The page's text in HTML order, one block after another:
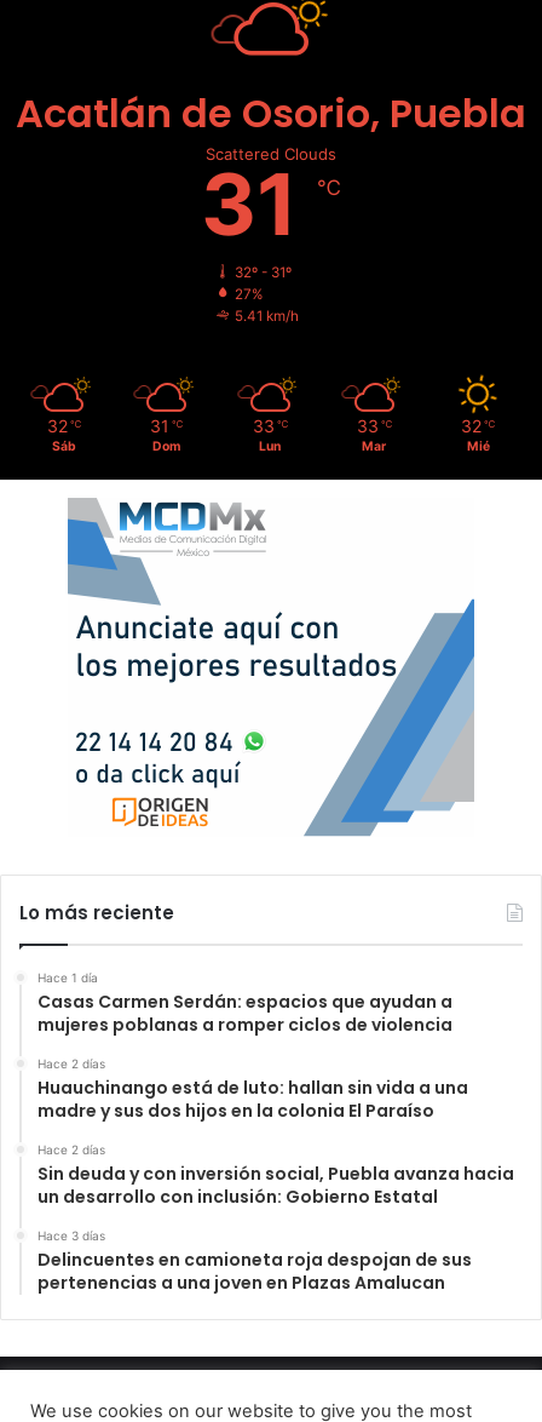
Acatlán de Osorio, Puebla
Scattered Clouds
31 ℃
32º - 31º
27%
5.41 km/h
32 ℃
Sáb
31 ℃
Dom
33 ℃
Lun
33 ℃
Mar
32 ℃
Mié
Lo más reciente
Hace 1 día
Casas Carmen Serdán: espacios que ayudan a
mujeres poblanas a romper ciclos de violencia
Hace 2 días
Huauchinango está de luto: hallan sin vida a una
madre y sus dos hijos en la colonia El Paraíso
Hace 2 días
Sin deuda y con inversión social, Puebla avanza hacia
un desarrollo con inclusión: Gobierno Estatal
Hace 3 días
Delincuentes en camioneta roja despojan de sus
pertenencias a una joven en Plazas Amalucan
INFORME23 PERIODICO DIGITAL 2022
We use cookies on our website to give you the most